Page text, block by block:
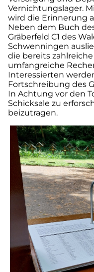
Vernichtungslager.
wird die Erinnerung
Neben dem Buch
Gräberfeld C1 des
Schwenningen
die bereits
umfangreiche
Interessierten
Fortschreibung des
In Achtung vor den
Schicksale zu
beizutragen.